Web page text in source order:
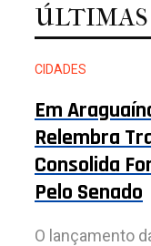
CIDADES
Em
Relembra
Consolida
Pelo Senado
O lançamento